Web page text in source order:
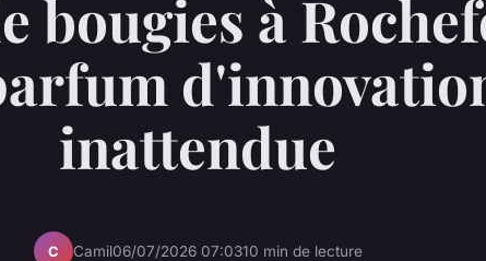
bougies à
inattendue
C Camil06/07/2026 07:0310 min de lecture